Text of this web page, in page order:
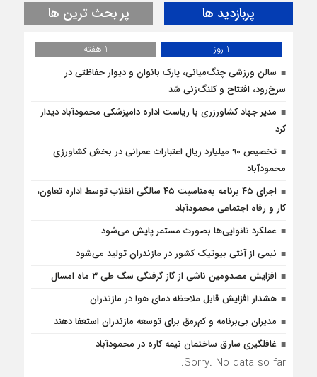
پربازدید ها پر بحث ترین ها
1 روز
1 هفته
سالن ورزشی چنگ‌میانی، پارک بانوان و دیوار حفاظتی در
سرخ‌رود، افتتاح و کلنگ‌زنی شد
مدیر جهاد کشاورزری با ریاست اداره دامپزشکی محمودآباد دیدار
کرد
تخصیص 90 میلیارد ریال اعتبارات عمرانی در بخش کشاورزی
محمودآباد
اجرای ۴۵ برنامه به‌مناسبت ۴۵ سالگی انقلاب توسط اداره تعاون،
کار و رفاه اجتماعی محمودآباد
عملکرد نانوایی‌ها بصورت مستمر پایش می‌شود
نیمی از آنتی بیوتیک کشور در مازندران تولید می‌شود
افزایش مصدومین ناشی از گاز گرفتگی سگ طی ۳ ماه امسال
هشدار افزایش قابل ملاحظه دمای هوا در مازندران
مدیران بی‌برنامه و کم‌رمق برای توسعه مازندران استعفا دهند
غافلگيري سارق ساختمان نيمه کاره در محمودآباد
Sorry. No data so far.